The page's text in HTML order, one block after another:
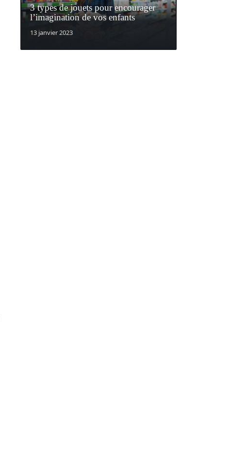
3 types de jouets pour encourager
l’imagination de vos enfants
13 janvier 2023